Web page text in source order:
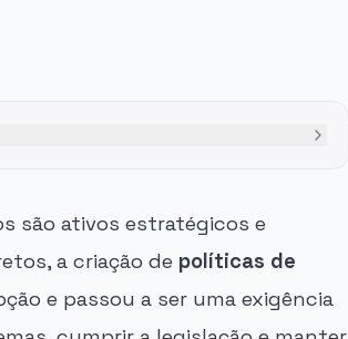
são ativos estratégicos e
a criação de políticas de
e passou a ser uma exigência